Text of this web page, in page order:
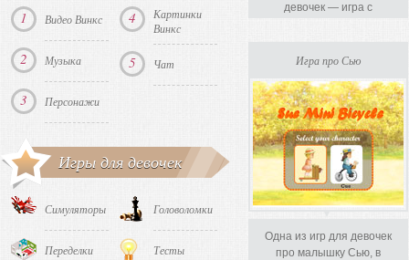
девочек — игра с
Игра про Сью
Одна из игр для девочек
про малышку Сью, в
1 Видео Винкс
2 Музыка
3 Персонажи
4
Картинки
Винкс
5 Чат
Игры для девочек
Симуляторы
Переделки
Головоломки
Тесты